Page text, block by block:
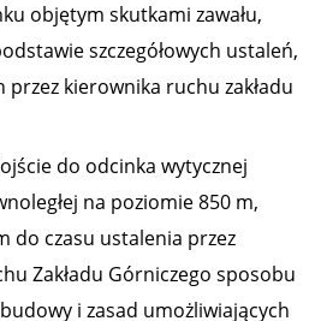
objętym skutkami zawału,
szczegółowych ustaleń,
przez kierownika ruchu zakładu
do odcinka wytycznej
na poziomie 850 m,
do czasu ustalenia przez
Zakładu Górniczego sposobu
i zasad umożliwiających